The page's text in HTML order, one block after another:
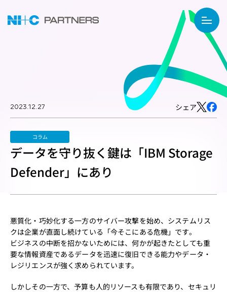
2023.12.27 シェア
コラム
データを守り抜く鍵は「IBM Storage
Defender」にあり
悪質化・巧妙化する一方のサイバー攻撃を始め、システムリス
クは企業が直面し続けている「今そこにある危機」です。
ビジネスの中断を招かないためには、何かが起きたとしても重
要な情報資産であるデータを迅速に復旧できる能力やデータ・
レジリエンスが強く求められています。
しかしその一方で、予算も人的リソースも有限であり、セキュリ